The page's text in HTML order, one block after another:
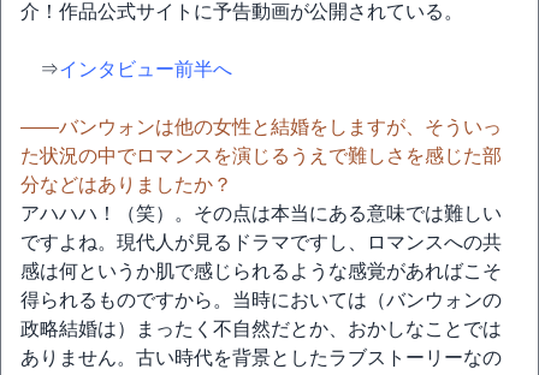
介！作品公式サイトに予告動画が公開されている。
⇒インタビュー前半へ
――バンウォンは他の女性と結婚をしますが、そういっ
た状況の中でロマンスを演じるうえで難しさを感じた部
分などはありましたか？
アハハハ！（笑）。その点は本当にある意味では難しい
ですよね。現代人が見るドラマですし、ロマンスへの共
感は何というか肌で感じられるような感覚があればこそ
得られるものですから。当時においては（バンウォンの
政略結婚は）まったく不自然だとか、おかしなことでは
ありません。古い時代を背景としたラブストーリーなの